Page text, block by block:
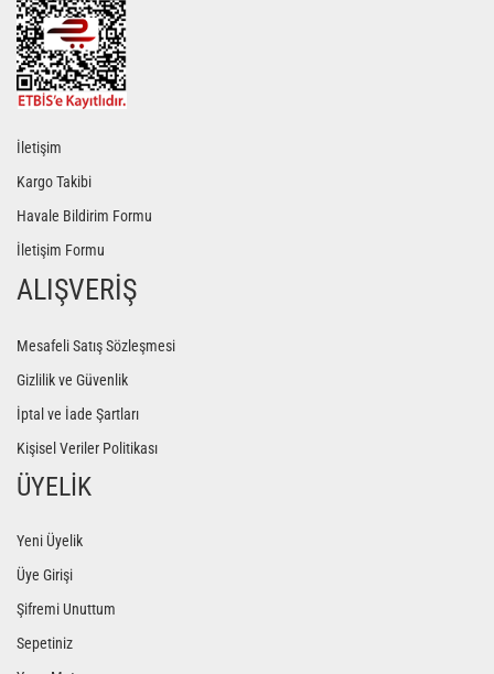
İletişim
Kargo Takibi
Havale Bildirim Formu
İletişim Formu
ALIŞVERİŞ
Mesafeli Satış Sözleşmesi
Gizlilik ve Güvenlik
İptal ve İade Şartları
Kişisel Veriler Politikası
ÜYELİK
Yeni Üyelik
Üye Girişi
Şifremi Unuttum
Sepetiniz